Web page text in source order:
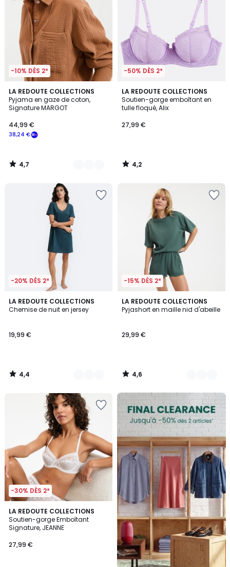
-10% DÈS 2*
LA REDOUTE COLLECTIONS
Pyjama en gaze de coton,
Signature MARGOT
€
souscrivez
notre
programme
38,24 €
44,99 €
4,7
/ 5
4
Couleurs
4,7
/
-50% DÈS 2*
LA REDOUTE COLLECTIONS
Soutien-gorge emboîtant en
tulle floqué, Alix
27,99 €
4,2
/ 5
4,2
/
-20% DÈS 2*
LA REDOUTE COLLECTIONS
Chemise de nuit en jersey
19,99 €
4,4
/ 5
2
Couleurs
4,4
/
-15% DÈS 2*
LA REDOUTE COLLECTIONS
Pyjashort en maille nid d'abeille
29,99 €
4,6
/ 5
2
Couleurs
4,6
/
-30% DÈS 2*
LA REDOUTE COLLECTIONS
Soutien-gorge Emboîtant
Signature, JEANNE
27,99 €
4,4
/ 5
5
Couleurs
FINAL
CLEARANCE